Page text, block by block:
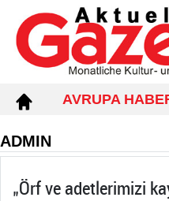
AVRUPA
ADMIN
„Örf ve adetlerimizi